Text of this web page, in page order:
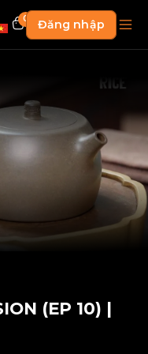
0 Đăng nhập
(EP 10) |